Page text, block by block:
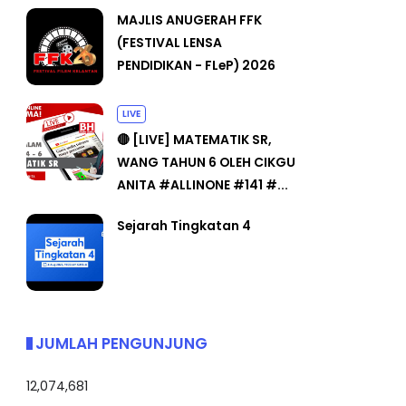
MAJLIS ANUGERAH FFK
(FESTIVAL LENSA
PENDIDIKAN - FLeP) 2026
LIVE
🔴 [LIVE] MATEMATIK SR,
WANG TAHUN 6 OLEH CIKGU
ANITA #ALLINONE #141 #...
Sejarah Tingkatan 4
JUMLAH PENGUNJUNG
12,074,681